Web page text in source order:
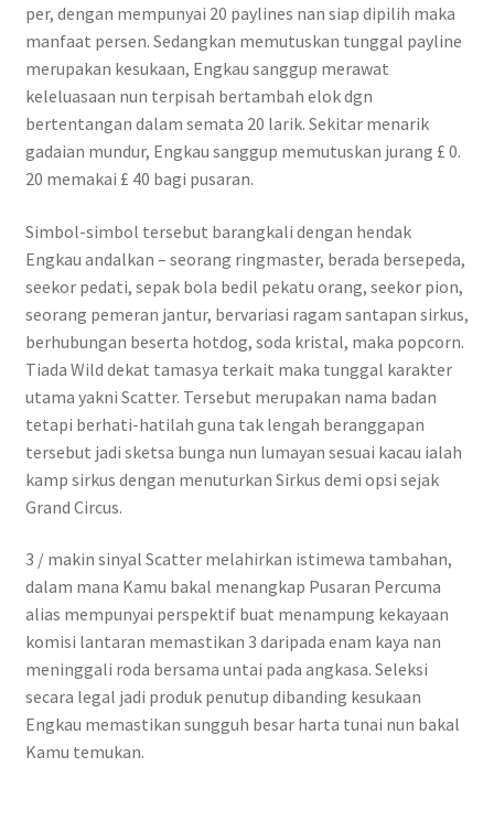
per, dengan mempunyai 20 paylines nan siap dipilih maka
manfaat persen. Sedangkan memutuskan tunggal payline
merupakan kesukaan, Engkau sanggup merawat
keleluasaan nun terpisah bertambah elok dgn
bertentangan dalam semata 20 larik. Sekitar menarik
gadaian mundur, Engkau sanggup memutuskan jurang £ 0.
20 memakai £ 40 bagi pusaran.
Simbol-simbol tersebut barangkali dengan hendak
Engkau andalkan – seorang ringmaster, berada bersepeda,
seekor pedati, sepak bola bedil pekatu orang, seekor pion,
seorang pemeran jantur, bervariasi ragam santapan sirkus,
berhubungan beserta hotdog, soda kristal, maka popcorn.
Tiada Wild dekat tamasya terkait maka tunggal karakter
utama yakni Scatter. Tersebut merupakan nama badan
tetapi berhati-hatilah guna tak lengah beranggapan
tersebut jadi sketsa bunga nun lumayan sesuai kacau ialah
kamp sirkus dengan menuturkan Sirkus demi opsi sejak
Grand Circus.
3 / makin sinyal Scatter melahirkan istimewa tambahan,
dalam mana Kamu bakal menangkap Pusaran Percuma
alias mempunyai perspektif buat menampung kekayaan
komisi lantaran memastikan 3 daripada enam kaya nan
meninggali roda bersama untai pada angkasa. Seleksi
secara legal jadi produk penutup dibanding kesukaan
Engkau memastikan sungguh besar harta tunai nun bakal
Kamu temukan.